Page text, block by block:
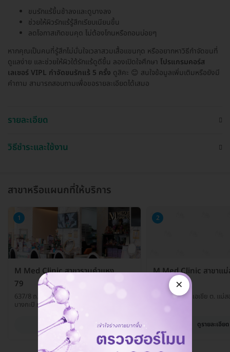
ขนรักแร้ขึ้นช้าลงและดูบางลง
ช่วยให้ผิวรักแร้รู้สึกเรียบเนียนขึ้น
ลดโอกาสเกิดขนคุด ไม่ต้องโกนหรือถอนบ่อยๆ
หากคุณเป็นคนที่รู้สึกไม่มั่นใจเวลาสวมเสื้อแขนกุด หรืออยากหาวิธีกำจัดขนที่
ดูแลง่าย และช่วยให้ผิวใต้รักแร้ดูดีขึ้น ลองเปิดใจศึกษา โปรแกรมคอร์ส
เลเซอร์ VIPL กำจัดขนรักแร้ 5 ครั้ง ดูสิคะ 😊 สนใจข้อมูลเพิ่มเติมหรือยังมี
คำถาม สามารถสอบถามเพื่อขอรายละเอียดได้เสมอ
รายละเอียด
วิธีชำระและใช้งาน
สาขาหรือแผนกที่ให้บริการ
1
M Med Clinic สาขารามคำแหง
79
637/8 ถ. รามคำแหง แขวงหัวหมาก เขต
บางกะปิ กรุงเทพมหานคร 10240
ดูรายละเอียด
2
M Med Clinic สาขาแ
99/234 ถ. สายเอเชีย ต. แม่
ดูรายละเอียด
×